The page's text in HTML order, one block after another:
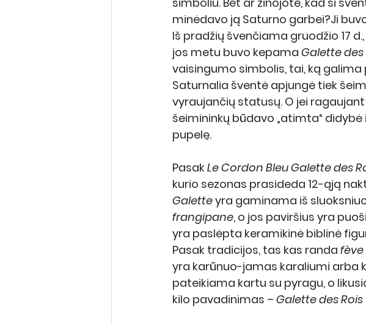
minėdavo ją Saturno garbei?Ji
Iš pradžių švenčiama gruodžio 17
jos metu buvo kepama Galette des
vaisingumo simbolis, tai, ką
Saturnalia šventė apjungė tiek
vyraujančių statusų. O jei ragaujant
šeimininkų būdavo „atimta“
pupelę.
Pasak Le Cordon BleuGalette des
kurio sezonas prasideda 12-ąją
Galette yra gaminama iš
frangipane, o jos paviršius yra
yra paslėpta keramikinė biblinė
Pasak tradicijos, tas kas randa fève
yra karūnuo-jamas karaliumi arba
pateikiama kartu su pyragu, o
kilo pavadinimas – Galette des Rois